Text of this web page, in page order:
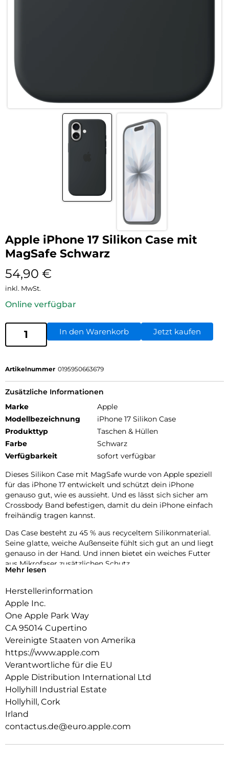
Apple iPhone 17 Silikon Case mit
MagSafe Schwarz
54,90 €
inkl. MwSt.
Online verfügbar
In den Warenkorb Jetzt kaufen
Artikelnummer 0195950663679
Zusätzliche Informationen
Marke
Apple
Modellbezeichnung
iPhone 17 Silikon Case
Produkttyp
Taschen & Hüllen
Farbe
Schwarz
Verfügbarkeit
sofort verfügbar
Dieses Silikon Case mit MagSafe wurde von Apple speziell
für das iPhone 17 entwickelt und schützt dein iPhone
genauso gut, wie es aussieht. Und es lässt sich sicher am
Crossbody Band befestigen, damit du dein iPhone einfach
freihändig tragen kannst.
Das Case besteht zu 45 % aus recyceltem Silikon­material.
Seine glatte, weiche Außenseite fühlt sich gut an und liegt
genauso in der Hand. Und innen bietet ein weiches Futter
aus Mikrofaser zusätzlichen Schutz.
Es kommt mit Saphirglas mit einer leitenden Schicht, die die
Bewegungen deines Fingers zur Kamerasteuerung
überträgt.
Mit integrierten Magneten, die sich perfekt am iPhone 17
ausrichten, hält das Case ganz einfach und sorgt für
schnelleres kabel­loses Laden. Lass dein iPhone beim Laden
einfach im Case und docke dein MagSafe Ladegerät an oder
leg es auf dein Qi2 25W oder Qi zertifiziertes Ladegerät.
Wie jedes von Apple entwickelte Case durchläuft es im Laufe
des Design‑ und Fertigungs­prozesses Tausende von
Teststunden. Deshalb sieht es nicht nur großartig aus,
sondern ist auch dafür gemacht, dein iPhone vor Kratzern
und bei Stürzen zu schützen.
Mehr lesen
Herstellerinformation
Apple Inc.
One Apple Park Way
CA 95014 Cupertino
Vereinigte Staaten von Amerika
https://www.apple.com
Verantwortliche für die EU
Apple Distribution International Ltd
Hollyhill Industrial Estate
Hollyhill, Cork
Irland
contactus.de@euro.apple.com